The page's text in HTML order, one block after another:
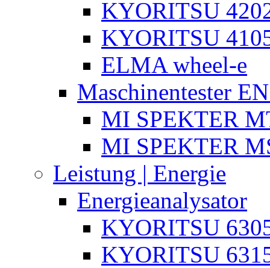
KYORITSU
KYORITSU
ELMA wheel-e
Maschinentester
MI SPEKTER
MI SPEKTER
Leistung | Energie
Energieanalysator
KYORITSU
KYORITSU